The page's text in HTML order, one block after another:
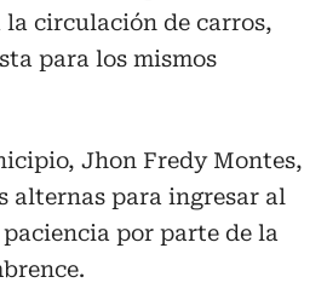
la circulación de carros,
para los mismos
Jhon Fredy Montes,
alternas para ingresar al
por parte de la